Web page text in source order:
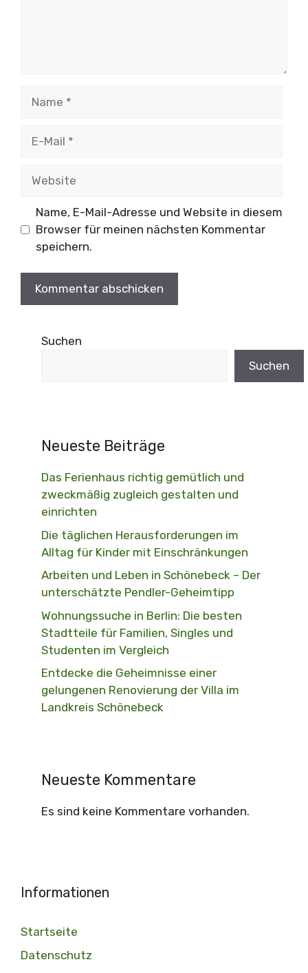
Mail
Name, E-Mail-Adresse und Website in diesem
Browser für meinen nächsten Kommentar
speichern.
Suchen
Suchen
Neueste Beiträge
Das Ferienhaus richtig gemütlich und
zweckmäßig zugleich gestalten und
einrichten
Die täglichen Herausforderungen im
Alltag für Kinder mit Einschränkungen
Arbeiten und Leben in Schönebeck – Der
unterschätzte Pendler-Geheimtipp
Wohnungssuche in Berlin: Die besten
Stadtteile für Familien, Singles und
Studenten im Vergleich
Entdecke die Geheimnisse einer
gelungenen Renovierung der Villa im
Landkreis Schönebeck
Neueste Kommentare
Es sind keine Kommentare vorhanden.
Informationen
Startseite
Datenschutz